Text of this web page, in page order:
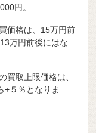
円。
価格は、15万円前
万円前後にはな
買取上限価格は、
+５％となりま